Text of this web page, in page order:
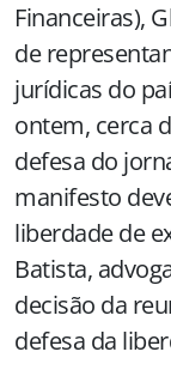
Financeiras),
de
jurídicas do
ontem, cerca
defesa do
manifesto
liberdade de
Batista,
decisão da
defesa da